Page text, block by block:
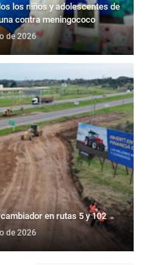
los niños y adolescentes de
contra meningococo
de 2026
en rutas 5 y 102
de 2026